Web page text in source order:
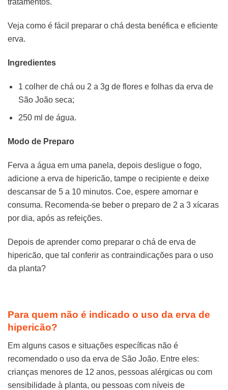
tratamentos.
Veja como é fácil preparar o chá desta benéfica e eficiente
erva.
Ingredientes
1 colher de chá ou 2 a 3g de flores e folhas da erva de
São João seca;
250 ml de água.
Modo de Preparo
Ferva a água em uma panela, depois desligue o fogo,
adicione a erva de hipericão, tampe o recipiente e deixe
descansar de 5 a 10 minutos. Coe, espere amornar e
consuma. Recomenda-se beber o preparo de 2 a 3 xícaras
por dia, após as refeições.
Depois de aprender como preparar o chá de erva de
hipericão, que tal conferir as contraindicações para o uso
da planta?
Para quem não é indicado o uso da erva de
hipericão?
Em alguns casos e situações específicas não é
recomendado o uso da erva de São João. Entre eles:
crianças menores de 12 anos, pessoas alérgicas ou com
sensibilidade à planta, ou pessoas com níveis de